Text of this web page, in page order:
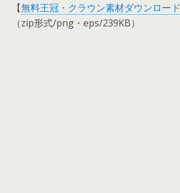
【無料王冠・クラウン素材ダウンロード
（zip形式/png・eps/239KB）